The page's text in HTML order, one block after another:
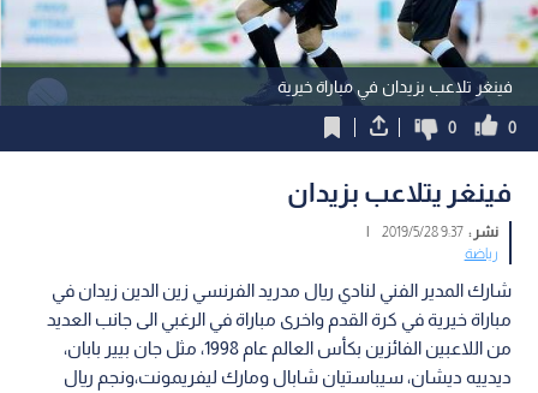
فينغر تلاعب بزيدان في مباراة خيرية
0
0
فينغر يتلاعب بزيدان
نشر :9:37 2019/5/28
|
رياضة
شارك المدير الفني لنادي ​ريال مدريد​ الفرنسي ​زين الدين ​زيدان​​ في
مباراة خيرية في كرة القدم واخرى مباراة في الرغبي الى جانب العديد
من اللاعبين الفائزين بكأس العالم عام 1998، مثل جان بيير بابان،
ديدييه ​ديشان​، سيباستيان شابال ومارك ليفريمونت،ونجم ريال